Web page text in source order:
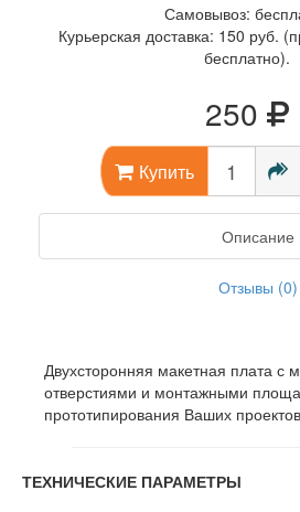
Самовывоз:
Курьерская доставка: 150 руб.
бесплатно).
250
Купить
Описание
Отзывы (0)
Двухсторонняя макетная плата с
отверстиями и монтажными
прототипирования Ваших
ТЕХНИЧЕСКИЕ ПАРАМЕТРЫ